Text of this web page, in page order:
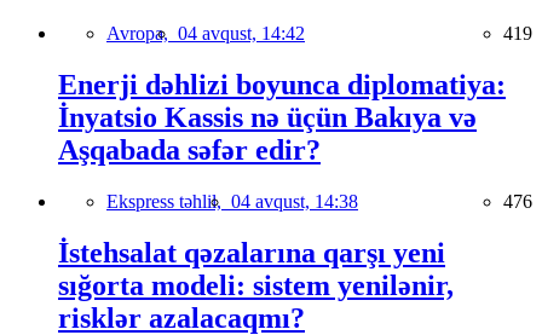
Avropa, 04 avqust, 14:42 419
Enerji dəhlizi boyunca diplomatiya:
İnyatsio Kassis nə üçün Bakıya və
Aşqabada səfər edir?
Ekspress təhlil, 04 avqust, 14:38 476
İstehsalat qəzalarına qarşı yeni
sığorta modeli: sistem yenilənir,
risklər azalacaqmı?